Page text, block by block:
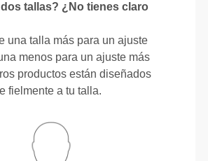
tallas? ¿No tienes claro
una talla más para un ajuste
menos para un ajuste más
productos están diseñados
fielmente a tu talla.